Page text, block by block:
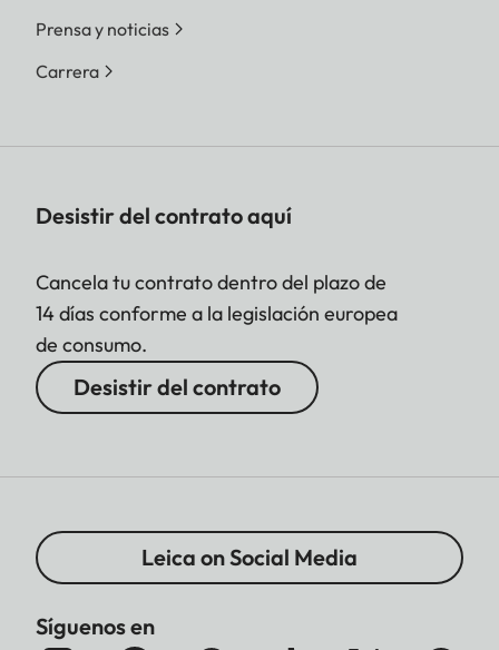
Prensa y noticias
Carrera
Desistir del contrato aquí
Cancela tu contrato dentro del plazo de
14 días conforme a la legislación europea
de consumo.
Desistir del contrato
Leica on Social Media
Síguenos en